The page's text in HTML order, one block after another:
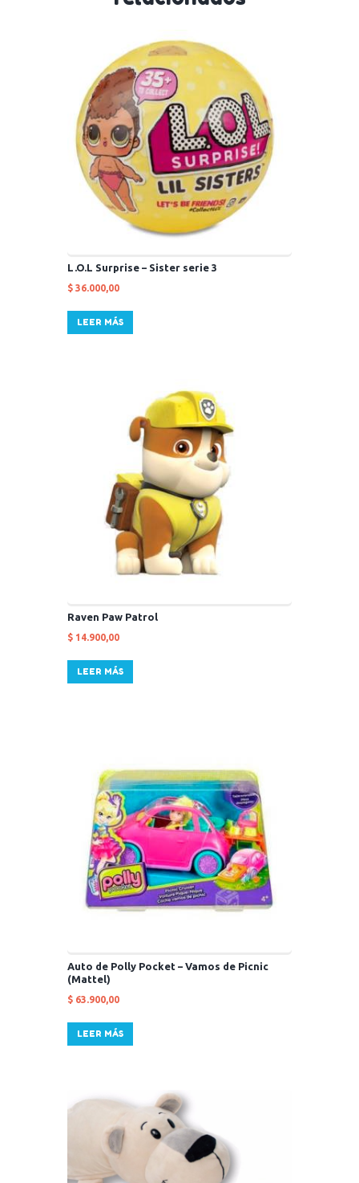
L.O.L Surprise – Sister serie 3
$ 36.000,00
LEER MÁS
Raven Paw Patrol
$ 14.900,00
LEER MÁS
Auto de Polly Pocket – Vamos de Picnic
(Mattel)
$ 63.900,00
LEER MÁS